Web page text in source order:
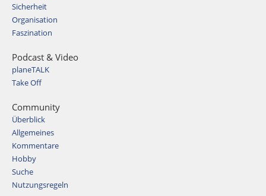
Sicherheit
Organisation
Faszination
Podcast & Video
planeTALK
Take Off
Community
Überblick
Allgemeines
Kommentare
Hobby
Suche
Nutzungsregeln